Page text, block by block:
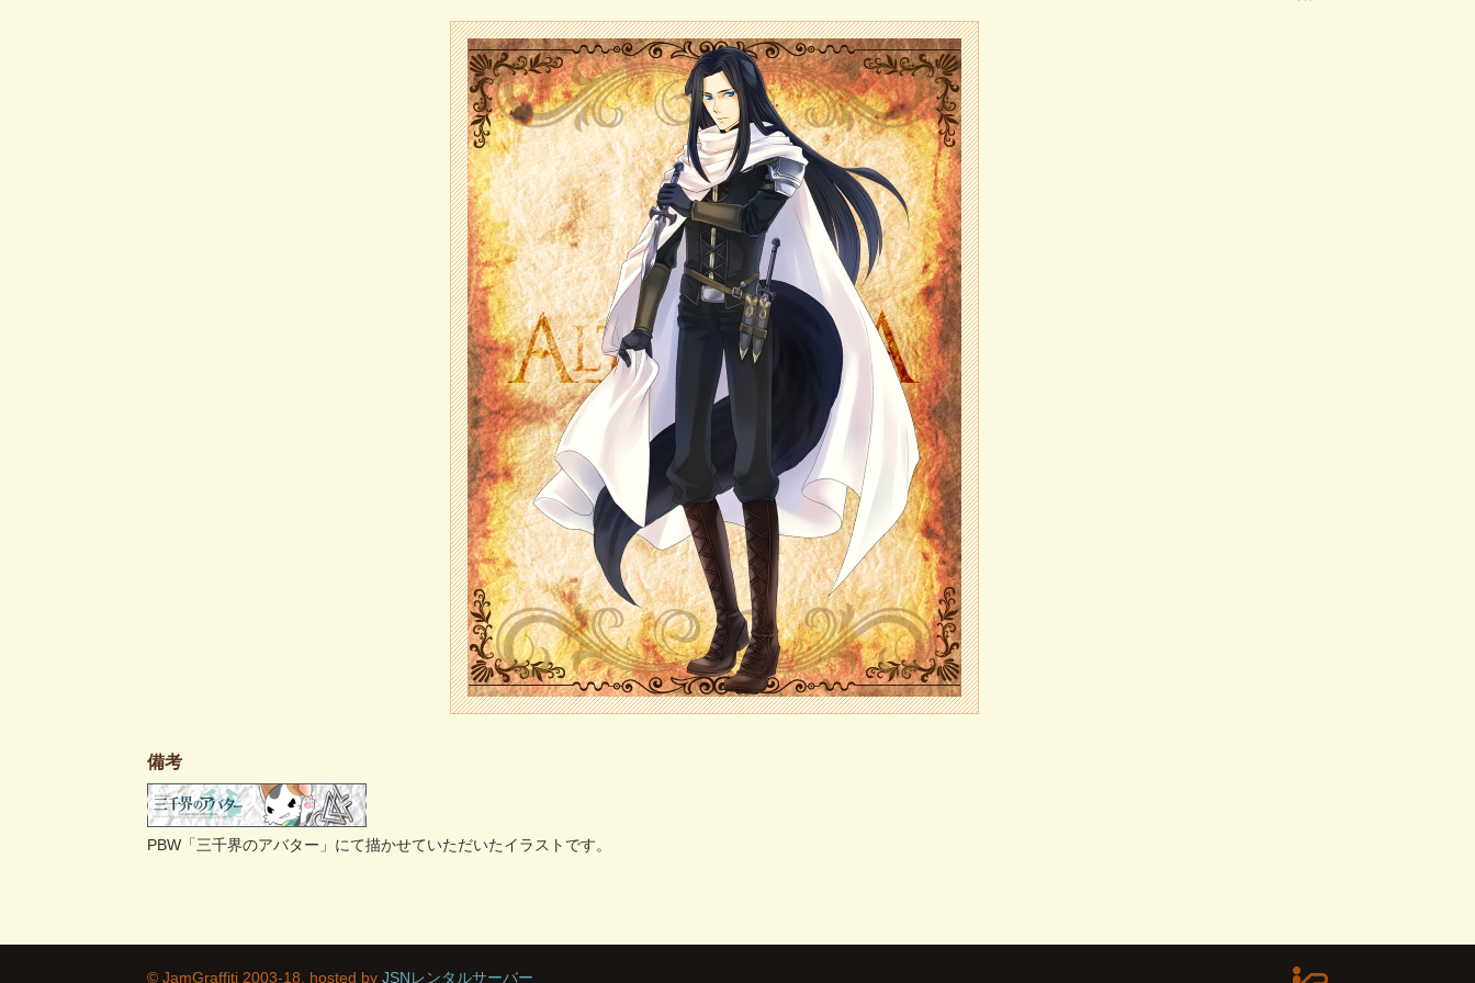
備考
PBW「三千界のアバター」にて描かせていただいたイラストです。
© JamGraffiti 2003-18. hosted byJSNレンタルサーバー